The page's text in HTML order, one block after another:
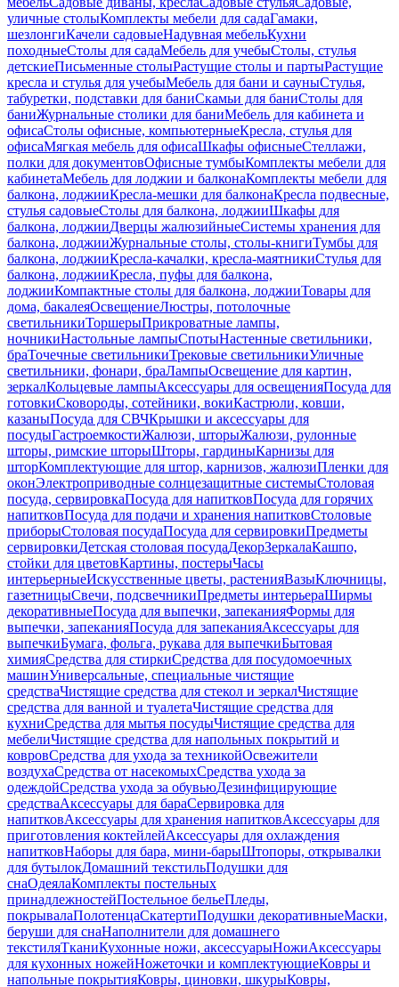
уличные столыКомплекты мебели для садаГамаки,
шезлонгиКачели садовыеНадувная мебельКухни
походныеСтолы для садаМебель для учебыСтолы, стулья
детскиеПисьменные столыРастущие столы и партыРастущие
кресла и стулья для учебыМебель для бани и сауныСтулья,
табуретки, подставки для баниСкамьи для баниСтолы для
баниЖурнальные столики для баниМебель для кабинета и
офисаСтолы офисные, компьютерныеКресла, стулья для
офисаМягкая мебель для офисаШкафы офисныеСтеллажи,
полки для документовОфисные тумбыКомплекты мебели для
кабинетаМебель для лоджии и балконаКомплекты мебели для
балкона, лоджииКресла-мешки для балконаКресла подвесные,
стулья садовыеСтолы для балкона, лоджииШкафы для
балкона, лоджииДверцы жалюзийныеСистемы хранения для
балкона, лоджииЖурнальные столы, столы-книгиТумбы для
балкона, лоджииКресла-качалки, кресла-маятникиСтулья для
балкона, лоджииКресла, пуфы для балкона,
лоджииКомпактные столы для балкона, лоджииТовары для
дома, бакалеяОсвещениеЛюстры, потолочные
светильникиТоршерыПрикроватные лампы,
ночникиНастольные лампыСпотыНастенные светильники,
браТочечные светильникиТрековые светильникиУличные
светильники, фонари, браЛампыОсвещение для картин,
зеркалКольцевые лампыАксессуары для освещенияПосуда для
готовкиСковороды, сотейники, вокиКастрюли, ковши,
казаныПосуда для СВЧКрышки и аксессуары для
посудыГастроемкостиЖалюзи, шторыЖалюзи, рулонные
шторы, римские шторыШторы, гардиныКарнизы для
шторКомплектующие для штор, карнизов, жалюзиПленки для
оконЭлектроприводные солнцезащитные системыСтоловая
посуда, сервировкаПосуда для напитковПосуда для горячих
напитковПосуда для подачи и хранения напитковСтоловые
приборыСтоловая посудаПосуда для сервировкиПредметы
сервировкиДетская столовая посудаДекорЗеркалаКашпо,
стойки для цветовКартины, постерыЧасы
интерьерныеИскусственные цветы, растенияВазыКлючницы,
газетницыСвечи, подсвечникиПредметы интерьераШирмы
декоративныеПосуда для выпечки, запеканияФормы для
выпечки, запеканияПосуда для запеканияАксессуары для
выпечкиБумага, фольга, рукава для выпечкиБытовая
химияСредства для стиркиСредства для посудомоечных
машинУниверсальные, специальные чистящие
средстваЧистящие средства для стекол и зеркалЧистящие
средства для ванной и туалетаЧистящие средства для
кухниСредства для мытья посудыЧистящие средства для
мебелиЧистящие средства для напольных покрытий и
ковровСредства для ухода за техникойОсвежители
воздухаСредства от насекомыхСредства ухода за
одеждойСредства ухода за обувьюДезинфицирующие
средстваАксессуары для бараСервировка для
напитковАксессуары для хранения напитковАксессуары для
приготовления коктейлейАксессуары для охлаждения
напитковНаборы для бара, мини-барыШтопоры, открывалки
для бутылокДомашний текстильПодушки для
снаОдеялаКомплекты постельных
принадлежностейПостельное бельеПледы,
покрывалаПолотенцаСкатертиПодушки декоративныеМаски,
беруши для снаНаполнители для домашнего
текстиляТканиКухонные ножи, аксессуарыНожиАксессуары
для кухонных ножейНожеточки и комплектующиеКовры и
напольные покрытияКовры, циновки, шкурыКовры,